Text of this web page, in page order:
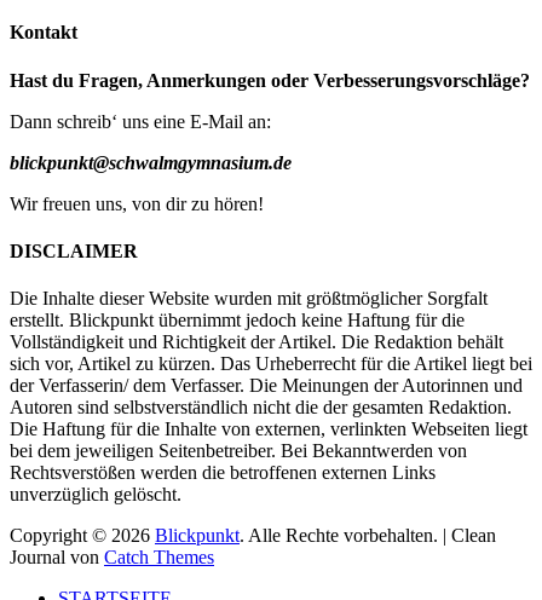
Kontakt
Hast du Fragen, Anmerkungen oder Verbesserungsvorschläge?
Dann schreib‘ uns eine E-Mail an:
blickpunkt@schwalmgymnasium.de
Wir freuen uns, von dir zu hören!
DISCLAIMER
Die Inhalte dieser Website wurden mit größtmöglicher Sorgfalt
erstellt. Blickpunkt übernimmt jedoch keine Haftung für die
Vollständigkeit und Richtigkeit der Artikel. Die Redaktion behält
sich vor, Artikel zu kürzen. Das Urheberrecht für die Artikel liegt bei
der Verfasserin/ dem Verfasser. Die Meinungen der Autorinnen und
Autoren sind selbstverständlich nicht die der gesamten Redaktion.
Die Haftung für die Inhalte von externen, verlinkten Webseiten liegt
bei dem jeweiligen Seitenbetreiber. Bei Bekanntwerden von
Rechtsverstößen werden die betroffenen externen Links
unverzüglich gelöscht.
Copyright © 2026 Blickpunkt. Alle Rechte vorbehalten. | Clean
Journal von Catch Themes